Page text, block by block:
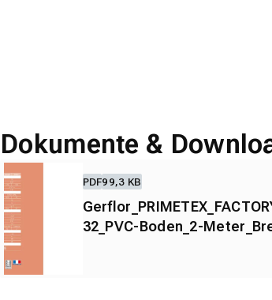
Dokumente &
PDF99,3 KB
32_PVC-Boden_2-